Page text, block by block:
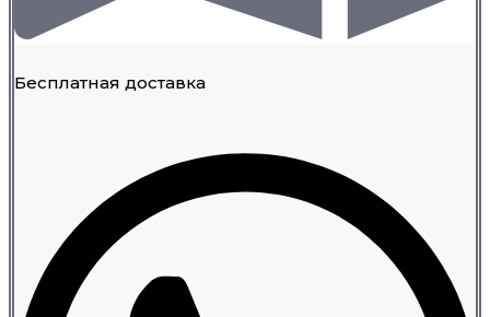
Бесплатная доставка